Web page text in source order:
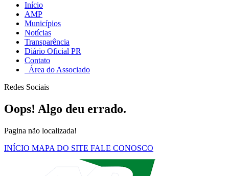
Início
AMP
Municípios
Notícias
Transparência
Diário Oficial PR
Contato
Área do Associado
Redes Sociais
Oops! Algo deu errado.
Pagina não localizada!
INÍCIO MAPA DO SITE FALE CONOSCO